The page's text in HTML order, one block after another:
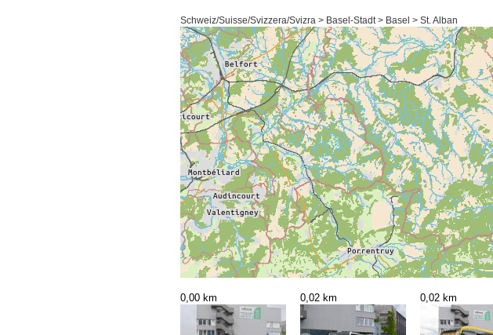
Schweiz/Suisse/Svizzera/Svizra > Basel-Stadt > Basel > St. Alban
0,00 km 0,02 km 0,02 km